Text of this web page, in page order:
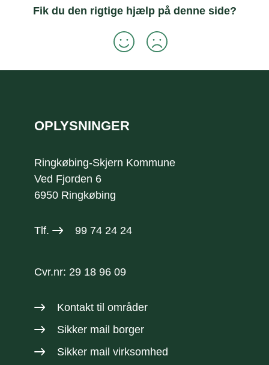
Fik du den rigtige hjælp på denne side?
OPLYSNINGER
Ringkøbing-Skjern Kommune
Ved Fjorden 6
6950 Ringkøbing
Tlf. 99 74 24 24
Cvr.nr: 29 18 96 09
Kontakt til områder
Sikker mail borger
Sikker mail virksomhed